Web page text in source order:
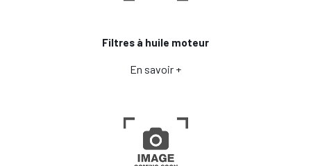
Filtres à huile moteur
En savoir +